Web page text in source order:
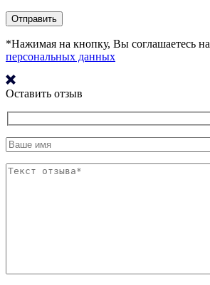
*Нажимая на кнопку, Вы соглашаетесь на
персональных данных
Оставить отзыв